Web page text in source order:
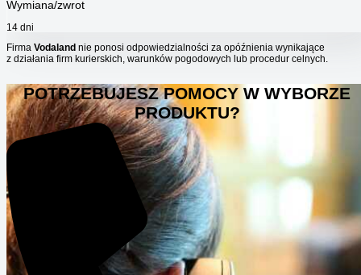
Wymiana/zwrot
14 dni
Firma Vodaland nie ponosi odpowiedzialności za opóźnienia wynikające
z działania firm kurierskich, warunków pogodowych lub procedur celnych.
POTRZEBUJESZ POMOCY W WYBORZE
PRODUKTU?